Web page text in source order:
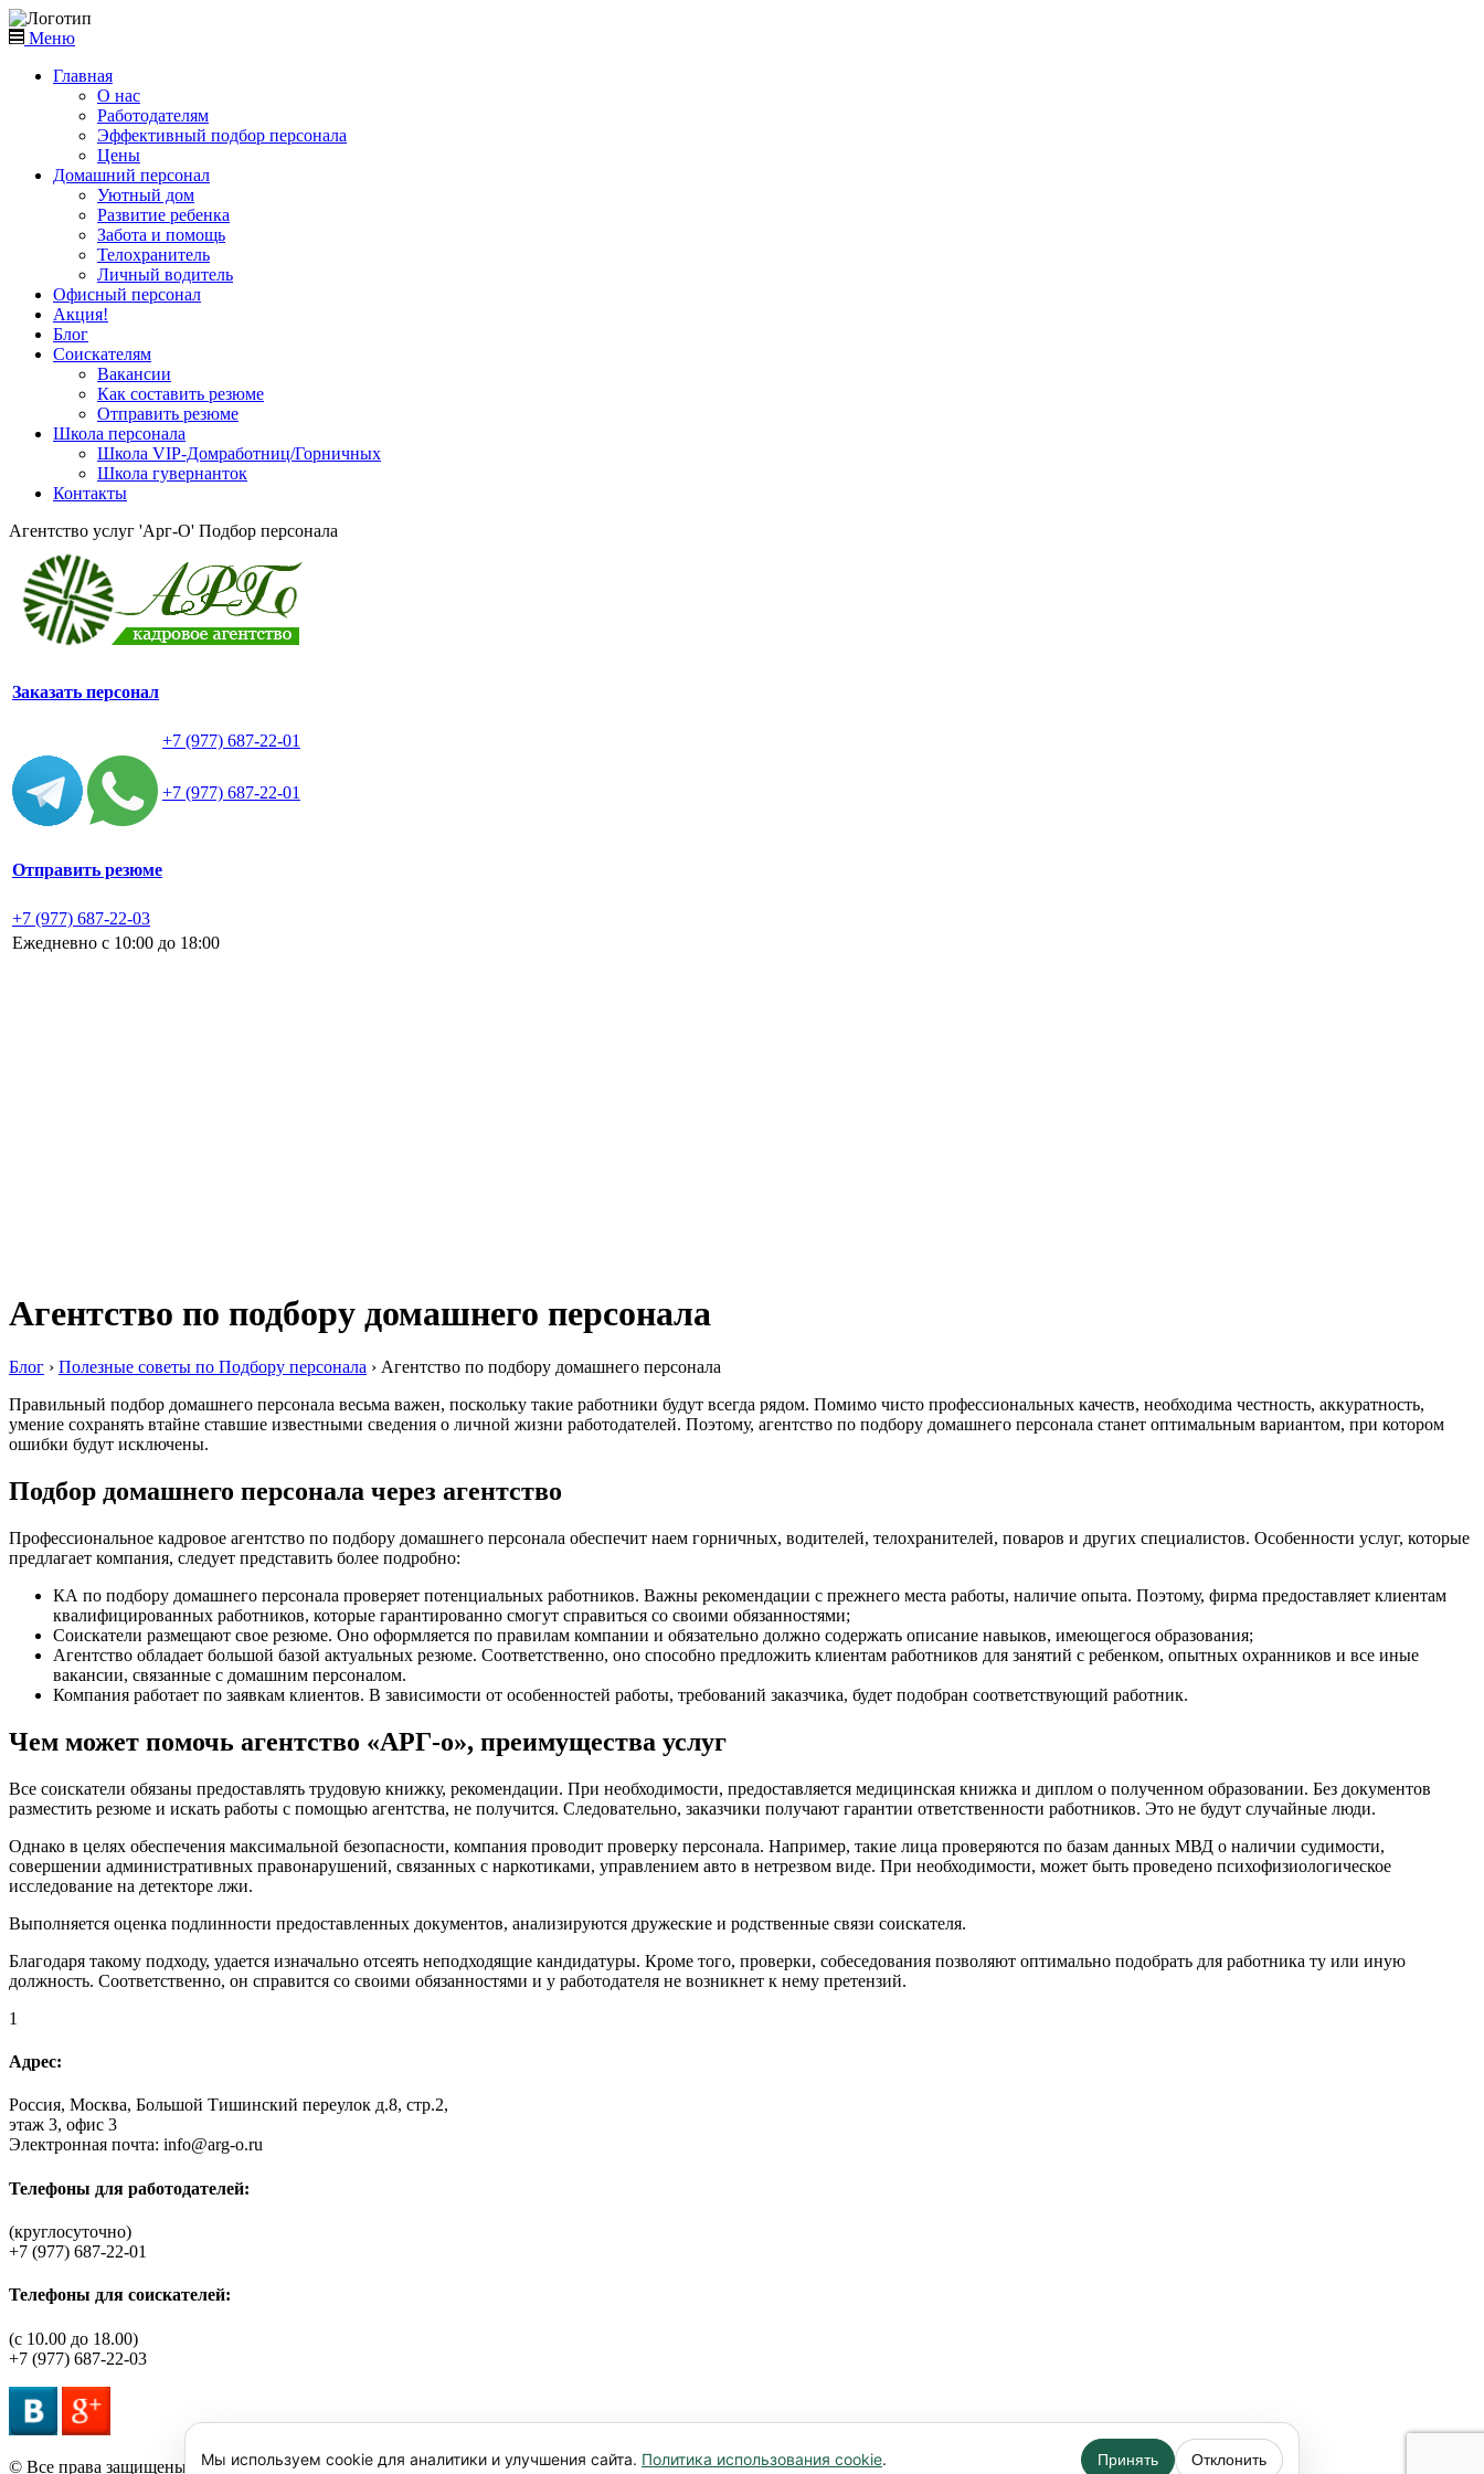
Меню
Главная
О нас
Работодателям
Эффективный подбор персонала
Цены
Домашний персонал
Уютный дом
Развитие ребенка
Забота и помощь
Телохранитель
Личный водитель
Офисный персонал
Акция!
Блог
Соискателям
Вакансии
Как составить резюме
Отправить резюме
Школа персонала
Школа VIP-Домработниц/Горничных
Школа гувернанток
Контакты
Агентство услуг 'Арг-О' Подбор персонала
Заказать персонал
+7 (977) 687-22-01
+7 (977) 687-22-01
Отправить резюме
+7 (977) 687-22-03
Ежедневно с 10:00 до 18:00
Агентство по подбору домашнего персонала
Блог › Полезные советы по Подбору персонала › Агентство по подбору домашнего персонала
Правильный подбор домашнего персонала весьма важен, поскольку такие работники будут всегда рядом. Помимо чисто профессиональных качеств, необходима честность, аккуратность,
умение сохранять втайне ставшие известными сведения о личной жизни работодателей. Поэтому, агентство по подбору домашнего персонала станет оптимальным вариантом, при котором
ошибки будут исключены.
Подбор домашнего персонала через агентство
Профессиональное кадровое агентство по подбору домашнего персонала обеспечит наем горничных, водителей, телохранителей, поваров и других специалистов. Особенности услуг, которые
предлагает компания, следует представить более подробно:
КА по подбору домашнего персонала проверяет потенциальных работников. Важны рекомендации с прежнего места работы, наличие опыта. Поэтому, фирма предоставляет клиентам
квалифицированных работников, которые гарантированно смогут справиться со своими обязанностями;
Соискатели размещают свое резюме. Оно оформляется по правилам компании и обязательно должно содержать описание навыков, имеющегося образования;
Агентство обладает большой базой актуальных резюме. Соответственно, оно способно предложить клиентам работников для занятий с ребенком, опытных охранников и все иные
вакансии, связанные с домашним персоналом.
Компания работает по заявкам клиентов. В зависимости от особенностей работы, требований заказчика, будет подобран соответствующий работник.
Чем может помочь агентство «АРГ-о», преимущества услуг
Все соискатели обязаны предоставлять трудовую книжку, рекомендации. При необходимости, предоставляется медицинская книжка и диплом о полученном образовании. Без документов
разместить резюме и искать работы с помощью агентства, не получится. Следовательно, заказчики получают гарантии ответственности работников. Это не будут случайные люди.
Однако в целях обеспечения максимальной безопасности, компания проводит проверку персонала. Например, такие лица проверяются по базам данных МВД о наличии судимости,
совершении административных правонарушений, связанных с наркотиками, управлением авто в нетрезвом виде. При необходимости, может быть проведено психофизиологическое
исследование на детекторе лжи.
Выполняется оценка подлинности предоставленных документов, анализируются дружеские и родственные связи соискателя.
Благодаря такому подходу, удается изначально отсеять неподходящие кандидатуры. Кроме того, проверки, собеседования позволяют оптимально подобрать для работника ту или иную
должность. Соответственно, он справится со своими обязанностями и у работодателя не возникнет к нему претензий.
1
Адрес:
Россия, Москва, Большой Тишинский переулок д.8, стр.2,
этаж 3, офис 3
Электронная почта: info@arg-o.ru
Телефоны для работодателей:
(круглосуточно)
+7 (977) 687-22-01
Телефоны для соискателей:
(c 10.00 до 18.00)
+7 (977) 687-22-03
© Все права защищены. Мы используем cookie для аналитики и улучшения сайта. Политика использования cookie. Принять Отклонить